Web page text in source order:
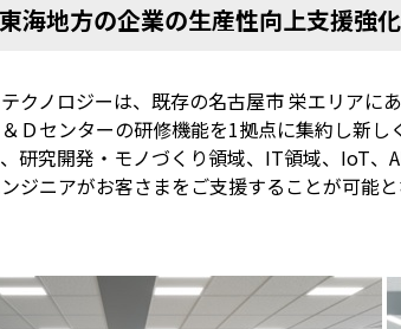
海地方の企業の生産性向上支援強化
クノロジーは、既存の名古屋市 栄エリア
Ｄセンターの研修機能を1拠点に集約し新し
研究開発・モノづくり領域、IT領域、IoT
ジニアがお客さまをご支援することが可能と